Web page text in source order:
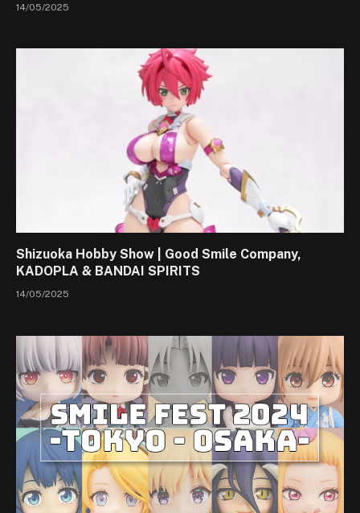
14/05/2025
Shizuoka Hobby Show | Good Smile Company,
KADOPLA & BANDAI SPIRITS
14/05/2025